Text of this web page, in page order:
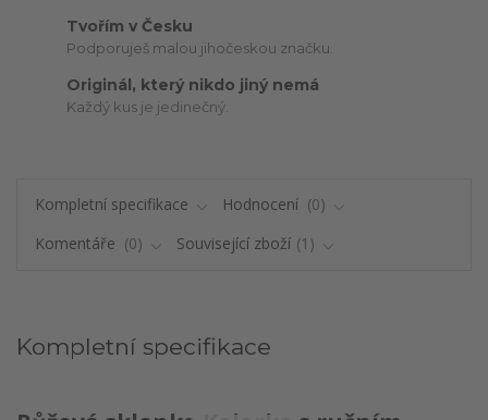
Tvořím v Česku
Podporuješ malou jihočeskou značku.
Originál, který nikdo jiný nemá
Každý kus je jedinečný.
Kompletní specifikace Hodnocení
0
Komentáře
0 Související zboží 1
Kompletní specifikace